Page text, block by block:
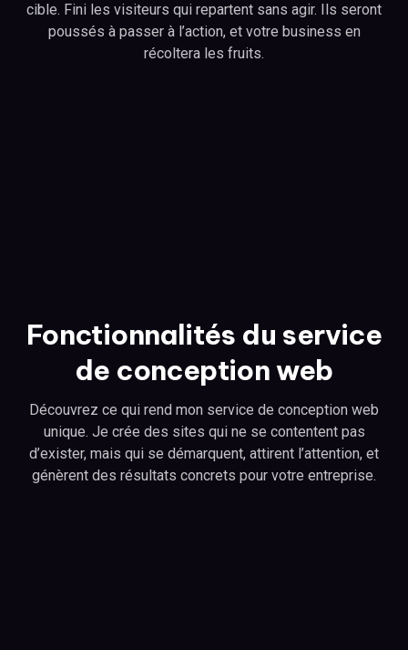
cible. Fini les visiteurs qui repartent sans agir. Ils seront
poussés à passer à l’action, et votre business en
récoltera les fruits.
Fonctionnalités du service
de conception web
Découvrez ce qui rend mon service de conception web
unique. Je crée des sites qui ne se contentent pas
d’exister, mais qui se démarquent, attirent l’attention, et
génèrent des résultats concrets pour votre entreprise.